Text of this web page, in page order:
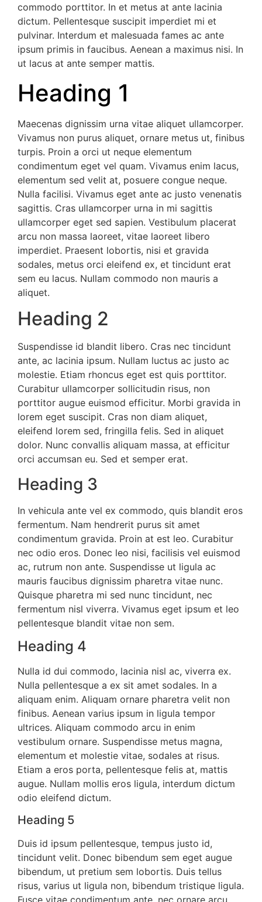
commodo porttitor. In et metus at ante lacinia
dictum. Pellentesque suscipit imperdiet mi et
pulvinar. Interdum et malesuada fames ac ante
ipsum primis in faucibus. Aenean a maximus nisi. In
ut lacus at ante semper mattis.
Heading 1
Maecenas dignissim urna vitae aliquet ullamcorper.
Vivamus non purus aliquet, ornare metus ut, finibus
turpis. Proin a orci ut neque elementum
condimentum eget vel quam. Vivamus enim lacus,
elementum sed velit at, posuere congue neque.
Nulla facilisi. Vivamus eget ante ac justo venenatis
sagittis. Cras ullamcorper urna in mi sagittis
ullamcorper eget sed sapien. Vestibulum placerat
arcu non massa laoreet, vitae laoreet libero
imperdiet. Praesent lobortis, nisi et gravida
sodales, metus orci eleifend ex, et tincidunt erat
sem eu lacus. Nullam commodo non mauris a
aliquet.
Heading 2
Suspendisse id blandit libero. Cras nec tincidunt
ante, ac lacinia ipsum. Nullam luctus ac justo ac
molestie. Etiam rhoncus eget est quis porttitor.
Curabitur ullamcorper sollicitudin risus, non
porttitor augue euismod efficitur. Morbi gravida in
lorem eget suscipit. Cras non diam aliquet,
eleifend lorem sed, fringilla felis. Sed in aliquet
dolor. Nunc convallis aliquam massa, at efficitur
orci accumsan eu. Sed et semper erat.
Heading 3
In vehicula ante vel ex commodo, quis blandit eros
fermentum. Nam hendrerit purus sit amet
condimentum gravida. Proin at est leo. Curabitur
nec odio eros. Donec leo nisi, facilisis vel euismod
ac, rutrum non ante. Suspendisse ut ligula ac
mauris faucibus dignissim pharetra vitae nunc.
Quisque pharetra mi sed nunc tincidunt, nec
fermentum nisl viverra. Vivamus eget ipsum et leo
pellentesque blandit vitae non sem.
Heading 4
Nulla id dui commodo, lacinia nisl ac, viverra ex.
Nulla pellentesque a ex sit amet sodales. In a
aliquam enim. Aliquam ornare pharetra velit non
finibus. Aenean varius ipsum in ligula tempor
ultrices. Aliquam commodo arcu in enim
vestibulum ornare. Suspendisse metus magna,
elementum et molestie vitae, sodales at risus.
Etiam a eros porta, pellentesque felis at, mattis
augue. Nullam mollis eros ligula, interdum dictum
odio eleifend dictum.
Heading 5
Duis id ipsum pellentesque, tempus justo id,
tincidunt velit. Donec bibendum sem eget augue
bibendum, ut pretium sem lobortis. Duis tellus
risus, varius ut ligula non, bibendum tristique ligula.